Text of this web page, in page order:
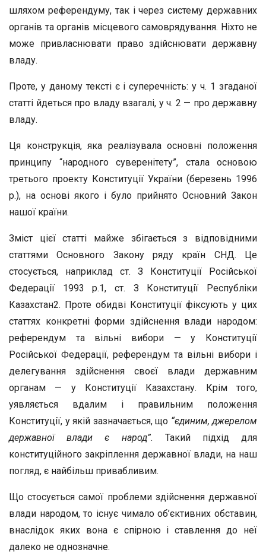
шляхом референдуму, так і через систему державних
органів та органів місцевого самоврядування. Ніхто не
може привласнювати право здійснювати державну
владу.
Проте, у даному тексті є і суперечність: у ч. 1 згаданої
статті йдеться про владу взагалі, у ч. 2 — про державну
владу.
Ця конструкція, яка реалізувала основні положення
принципу “народного суверенітету”, стала основою
третього проекту Конституції України (березень 1996
р.), на основі якого і було прийнято Основний Закон
нашої країни.
Зміст цієї статті майже збігається з відповідними
статтями Основного Закону ряду країн СНД. Це
стосується, наприклад ст. З Конституції Російської
Федерації 1993 р.1, ст. З Конституції Республіки
Казахстан2. Проте обидві Конституції фіксують у цих
статтях конкретні форми здійснення влади народом:
референдум та вільні вибори — у Конституції
Російської Федерації, референдум та вільні вибори і
делегування здійснення своєї влади державним
органам — у Конституції Казахстану. Крім того,
уявляється вдалим і правильним положення
Конституції, у якій зазначається, що “єдиним, джерелом
державної влади є народ”. Такий підхід для
конституційного закріплення державної влади, на наш
погляд, є найбільш привабливим.
Що стосується самої проблеми здійснення державної
влади народом, то існує чимало об’єктивних обставин,
внаслідок яких вона є спірною і ставлення до неї
далеко не однозначне.